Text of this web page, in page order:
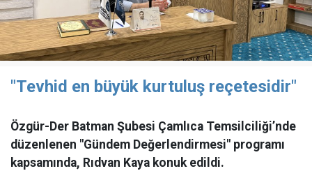
"Tevhid en büyük kurtuluş reçetesidir"
Özgür-Der Batman Şubesi Çamlıca Temsilciliği’nde
düzenlenen "Gündem Değerlendirmesi" programı
kapsamında, Rıdvan Kaya konuk edildi.